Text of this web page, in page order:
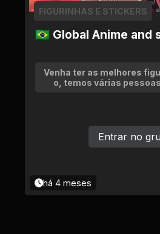
🇧🇷 Global Anime and
FIGURINHAS E STICKERS
Venha ter as melhores
o, temos várias
há 4 meses
Entrar no